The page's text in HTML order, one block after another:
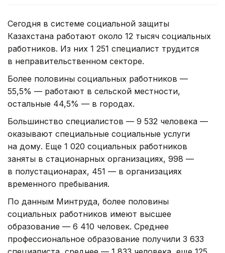
Сегодня в системе социальной защиты
Казахстана работают около 12 тысяч социальных
работников. Из них 1 251 специалист трудится
в неправительственном секторе.
Более половины социальных работников —
55,5% — работают в сельской местности,
остальные 44,5% — в городах.
Большинство специалистов — 9 532 человека —
оказывают специальные социальные услуги
на дому. Еще 1 020 социальных работников
заняты в стационарных организациях, 998 —
в полустационарах, 451 — в организациях
временного пребывания.
По данным Минтруда, более половины
социальных работников имеют высшее
образование — 6 410 человек. Среднее
профессиональное образование получили 3 633